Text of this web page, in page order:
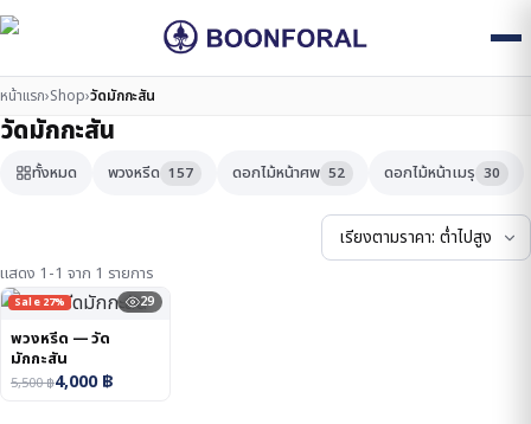
หน้าแรก›Shop›วัดมักกะสัน
วัดมักกะสัน
ทั้งหมด พวงหรีด 157 ดอกไม้หน้าศพ 52 ดอกไม้หน้าเมรุ 30
แสดง 1-1 จาก 1 รายการ
Sale 27% 29
พวงหรีด — วัด
มักกะสัน
5,500฿4,000฿